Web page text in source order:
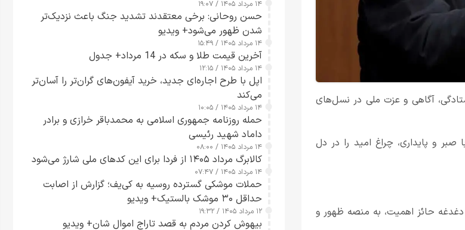
آگاهی و عزت ملی در نسل‌های
صبر و پایداری، چراغ امید را در دل
حائز اهمیت، به منصه ظهور و
۱۴ مرداد ۱۴۰۵ / ۱۹:۰۷
حسن روحانی: برخی معتقدند تشدید جنگ باعث نزدیک‌تر
شدن ظهور می‌شود+ ویدیو
۱۴ مرداد ۱۴۰۵ / ۱۵:۴۹
آخرین قیمت طلا و سکه در 14 مرداد+ جدول
۱۴ مرداد ۱۴۰۵ / ۱۲:۱۵
اپل با طرح اجاره‌ای جدید، خرید آیفون‌های گران‌تر را آسان‌تر
می‌کند
۱۴ مرداد ۱۴۰۵ / ۱۰:۰۵
حمله روزنامه جمهوری اسلامی به محمدباقر خرازی و برادر
داماد شهید رئیسی
۱۴ مرداد ۱۴۰۵ / ۰۸:۰۰
کالابرگ مرداد ۱۴۰۵ از فردا برای این کدهای ملی شارژ می‌شود
۱۴ مرداد ۱۴۰۵ / ۰۷:۴۷
حملات موشکی گسترده روسیه به کی‌یف؛ گزارش از اصابت
حداقل ۳۰ موشک بالستیک+ ویدیو
۱۲ مرداد ۱۴۰۵ / ۱۹:۳۲
بیهوش کردن مردم به قصد تاراج اموال شان+ ویدیو